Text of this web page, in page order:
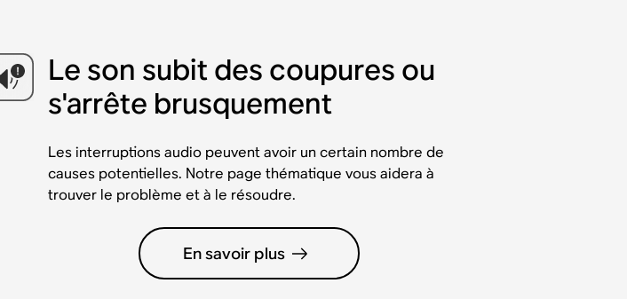
Le son subit des coupures ou
s'arrête brusquement
Les interruptions audio peuvent avoir un certain nombre de
causes potentielles. Notre page thématique vous aidera à
trouver le problème et à le résoudre.
En savoir plus